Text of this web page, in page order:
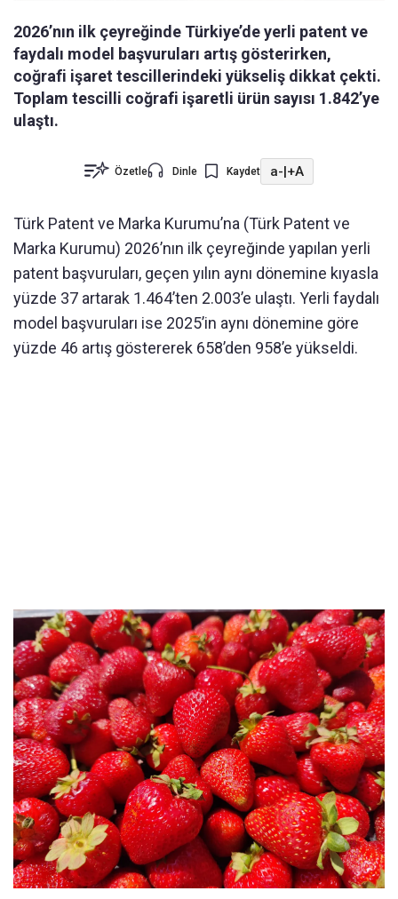
2026’nın ilk çeyreğinde Türkiye’de yerli patent ve
faydalı model başvuruları artış gösterirken,
coğrafi işaret tescillerindeki yükseliş dikkat çekti.
Toplam tescilli coğrafi işaretli ürün sayısı 1.842’ye
ulaştı.
Özetle Dinle Kaydet a-|+A
Türk Patent ve Marka Kurumu’na (Türk Patent ve
Marka Kurumu) 2026’nın ilk çeyreğinde yapılan yerli
patent başvuruları, geçen yılın aynı dönemine kıyasla
yüzde 37 artarak 1.464’ten 2.003’e ulaştı. Yerli faydalı
model başvuruları ise 2025’in aynı dönemine göre
yüzde 46 artış göstererek 658’den 958’e yükseldi.